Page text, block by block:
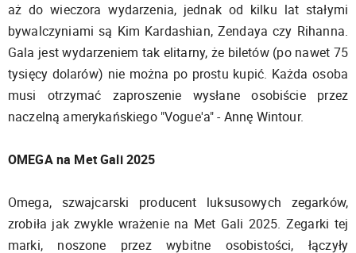
aż do wieczora wydarzenia, jednak od kilku lat stałymi
bywalczyniami są Kim Kardashian, Zendaya czy Rihanna.
Gala jest wydarzeniem tak elitarny, że biletów (po nawet 75
tysięcy dolarów) nie można po prostu kupić. Każda osoba
musi otrzymać zaproszenie wysłane osobiście przez
naczelną amerykańskiego "Vogue'a" - Annę Wintour.
OMEGA na Met Gali 2025
Omega, szwajcarski producent luksusowych zegarków,
zrobiła jak zwykle wrażenie na Met Gali 2025. Zegarki tej
marki, noszone przez wybitne osobistości, łączyły